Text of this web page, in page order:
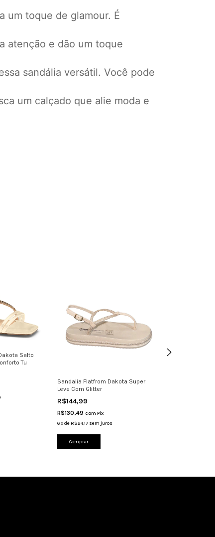
um toque de glamour. É
atenção e dão um toque
sandália versátil. Você pode
um calçado que alie moda e
Salto
Tu
Sandalia Flatfrom Dakota Super
Leve Com Glitter
R$144,99
R$130,49 com Pix
6xde R$24,17 sem juros
Comprar